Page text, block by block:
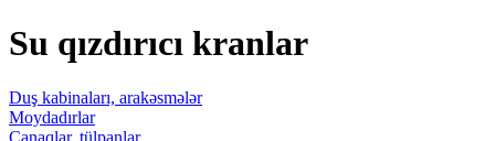
Su qızdırıcı kranlar
Duş kabinaları, arakəsmələr
Moydadırlar
Çanaqlar, tülpanlar